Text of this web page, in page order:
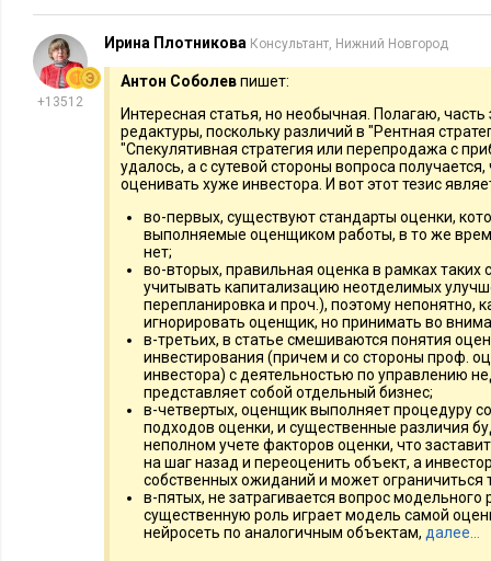
недвижимости
Стоимость недвижимости формируется не только исходя
На нее влияют различные макроэкономические факторы:
Высокие процентные ставкиделают кредиты дороже,
спрос на недвижимость. В таких условиях многие
что может привести к краткосрочному снижению цен.
напротив, способствуют росту спроса. Этот спрос
В период высоких ставок по депозитам многие
вклады, а не покупку недвижимости. Это снижает
бизнес, и объекты приходится продавать со скидками.
снова перетекают в недвижимость, и спрос
Инфляция. Влияет на рынок двояко: рост цен на
увеличивает себестоимость строительства новых
инфляция снижает реальную доходность аренды, если
Что делают инвесторы? При высокой инфляции они
индексируемой аренде. При низкой инфляции
объекты и ждать роста цен.
Государственное регулирование. Политика
на рынке. Приведу пример. Введение эскроу-счетов в
+13512
Ирина Плотникова Консультант, Нижний Новгород
Антон Соболевпишет:
Интересная статья, но необычная. Полагаю,
редактуры, поскольку различий в "Рентная
"Спекулятивная стратегия или перепродажа с
удалось, а с сутевой стороны вопроса
оценивать хуже инвестора. И вот этот тезис
во-первых, существуют стандарты оценки,
выполняемые оценщиком работы, в то же
нет;
во-вторых, правильная оценка в рамках таких
учитывать капитализацию неотделимых
перепланировка и проч.), поэтому непонятно,
игнорировать оценщик, но принимать во
в-третьих, в статье смешиваются понятия
инвестирования (причем и со стороны проф.
инвестора) с деятельностью по управлению
представляет собой отдельный бизнес;
в-четвертых, оценщик выполняет процедуру
подходов оценки, и существенные различия
неполном учете факторов оценки, что
на шаг назад и переоценить объект, а
собственных ожиданий и может
в-пятых, не затрагивается вопрос модельного
существенную роль играет модель самой
нейросеть по аналогичным объектам, далее…